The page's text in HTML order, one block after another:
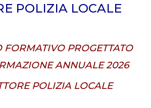
POLIZIA LOCALE
FORMATIVO PROGETTATO
ANNUALE 2026
POLIZIA LOCALE